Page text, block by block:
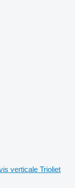
verticale Trioliet